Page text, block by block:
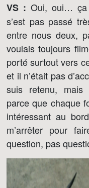
VS : Oui, oui… ça
s’est pas passé
entre nous deux,
voulais toujours
porté surtout vers
et il n’était pas
suis retenu, mais
parce que chaque
intéressant au
m’arrêter pour
question, pas